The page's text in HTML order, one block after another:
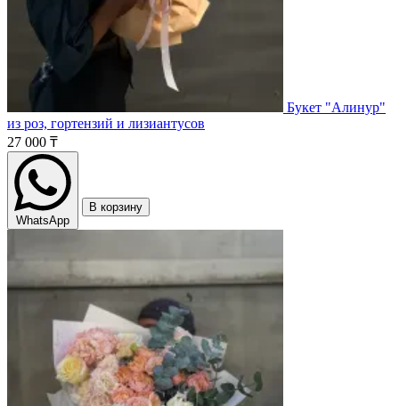
Букет "Алинур"
из роз, гортензий и лизиантусов
27 000 ₸
WhatsApp
В корзину